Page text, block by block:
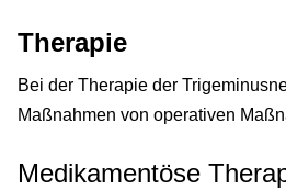
Therapie
Bei der Therapie der
Maßnahmen von operativen
Medikamentöse